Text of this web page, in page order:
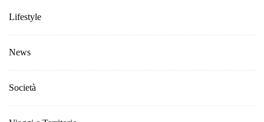
Lifestyle
News
Società